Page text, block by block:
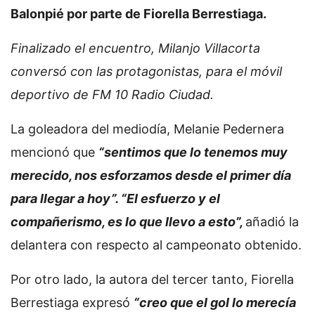
Balonpié por parte de Fiorella Berrestiaga.
Finalizado el encuentro, Milanjo Villacorta
conversó con las protagonistas, para el móvil
deportivo de FM 10 Radio Ciudad.
La goleadora del mediodía, Melanie Pedernera
mencionó que “sentimos que lo tenemos muy
merecido, nos esforzamos desde el primer día
para llegar a hoy”. “El esfuerzo y el
compañerismo, es lo que llevo a esto”, añadió la
delantera con respecto al campeonato obtenido.
Por otro lado, la autora del tercer tanto, Fiorella
Berrestiaga expresó “creo que el gol lo merecía